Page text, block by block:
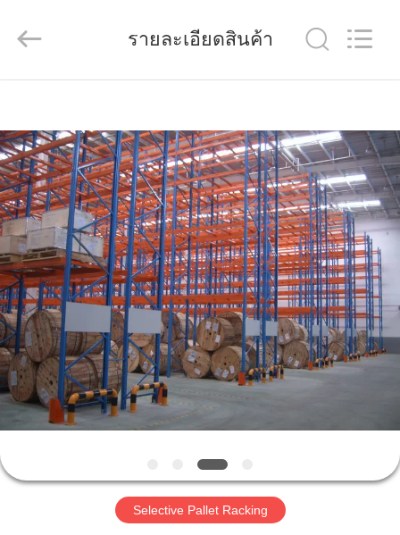
ผลิตภัณฑ์
เกี่ยว
กับ
เรา
ทัวร์
โรงงาน
ควบคุม
Racking
Online
All
by
ECER
รายละเอียดสินค้า
Selective Pallet Racking